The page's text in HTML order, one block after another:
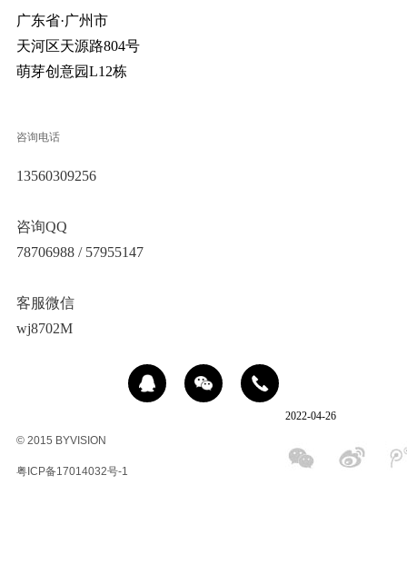
2022-04-26
广东省·广州市
天河区天源路804号
萌芽创意园L12栋
咨询电话
13560309256
咨询QQ
78706988 / 57955147
客服微信
wj8702M
© 2015 BYVISION
粤ICP备17014032号-1